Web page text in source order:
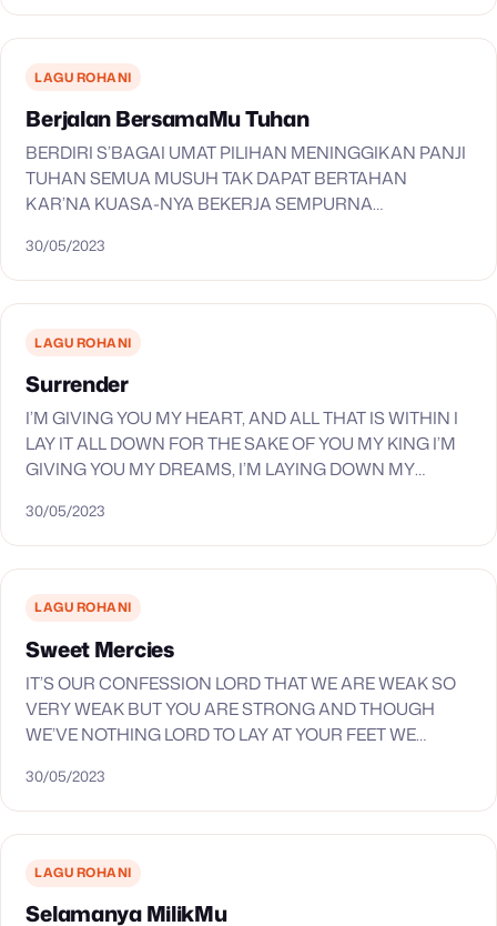
LAGU ROHANI
Berjalan BersamaMu Tuhan
BERDIRI S’BAGAI UMAT PILIHAN MENINGGIKAN PANJI
TUHAN SEMUA MUSUH TAK DAPAT BERTAHAN
KAR’NA KUASA-NYA BEKERJA SEMPURNA
YESUS KOTA BENTENGKU KESUKAAN YANG
TERBESAR BERJALAN BERSAMA-MU TUHAN SEUMUR
HIDUPKU
30/05/2023
LAGU ROHANI
Surrender
I’M GIVING YOU MY HEART, AND ALL THAT IS WITHIN I
LAY IT ALL DOWN FOR THE SAKE OF YOU MY KING I’M
GIVING YOU MY DREAMS, I’M LAYING DOWN MY
30/05/2023
LAGU ROHANI
Sweet Mercies
IT’S OUR CONFESSION LORD THAT WE ARE WEAK SO
VERY WEAK BUT YOU ARE STRONG AND THOUGH
WE’VE NOTHING LORD TO LAY AT YOUR FEET WE
30/05/2023
LAGU ROHANI
Selamanya MilikMu